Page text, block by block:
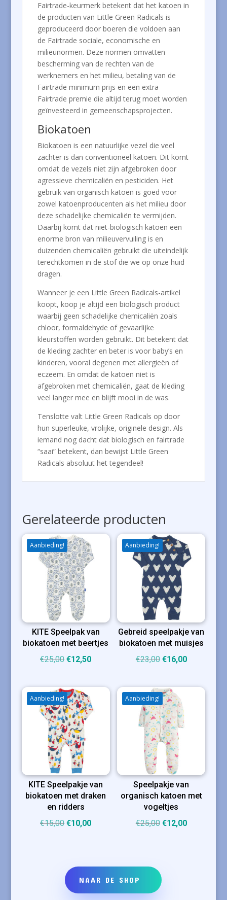
Fairtrade-keurmerk betekent dat het katoen in
de producten van Little Green Radicals is
geproduceerd door boeren die voldoen aan
de Fairtrade sociale, economische en
milieunormen. Deze normen omvatten
bescherming van de rechten van de
werknemers en het milieu, betaling van de
Fairtrade minimum prijs en een extra
Fairtrade premie die altijd terug moet worden
geïnvesteerd in gemeenschapsprojecten.
Biokatoen
Biokatoen is een natuurlijke vezel die veel
zachter is dan conventioneel katoen. Dit komt
omdat de vezels niet zijn afgebroken door
agressieve chemicaliën en pesticiden. Het
gebruik van organisch katoen is goed voor
zowel katoenproducenten als het milieu door
deze schadelijke chemicaliën te vermijden.
Daarbij komt dat niet-biologisch katoen een
enorme bron van milieuvervuiling is en
duizenden chemicaliën gebruikt die uiteindelijk
terechtkomen in de stof die we op onze huid
dragen.
Wanneer je een Little Green Radicals-artikel
koopt, koop je altijd een biologisch product
waarbij geen schadelijke chemicaliën zoals
chloor, formaldehyde of gevaarlijke
kleurstoffen worden gebruikt. Dit betekent dat
de kleding zachter en beter is voor baby’s en
kinderen, vooral degenen met allergieën of
eczeem. En omdat de katoen niet is
afgebroken met chemicaliën, gaat de kleding
veel langer mee en blijft mooi in de was.
Tenslotte valt Little Green Radicals op door
hun superleuke, vrolijke, originele design. Als
iemand nog dacht dat biologisch en fairtrade
“saai” betekent, dan bewijst Little Green
Radicals absoluut het tegendeel!
Gerelateerde producten
Aanbieding!
KITE Speelpak van
biokatoen met beertjes
€25,00 Oorspronkelijke
was:
€25,00.
€12,50Huidige
is:
Aanbieding!
Gebreid speelpakje van
biokatoen met muisjes
€23,00 Oorspronkelijke
was:
€23,00.
€16,00Huidige
is:
Aanbieding!
KITE Speelpakje van
biokatoen met draken
en ridders
€15,00 Oorspronkelijke
€10,00Huidige
Aanbieding!
Speelpakje van
organisch katoen met
vogeltjes
€25,00 Oorspronkelijke
€12,00Huidige
NAAR DE SHOP